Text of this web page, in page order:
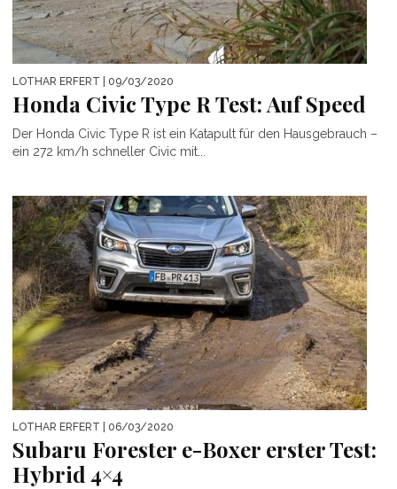
LOTHAR ERFERT | 09/03/2020
Honda Civic Type R Test: Auf Speed
Der Honda Civic Type R ist ein Katapult für den Hausgebrauch –
ein 272 km/h schneller Civic mit...
LOTHAR ERFERT | 06/03/2020
Subaru Forester e-Boxer erster Test:
Hybrid 4×4